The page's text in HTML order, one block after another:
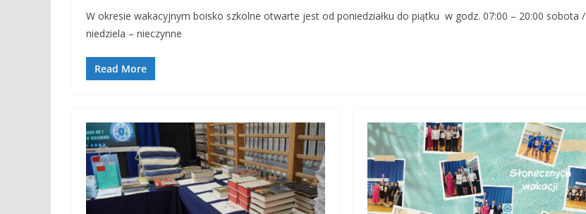
W okresie wakacyjnym boisko szkolne otwarte jest od poniedziałku do piątku w godz. 07:00 – 20:00 sobota /
niedziela – nieczynne
Read More